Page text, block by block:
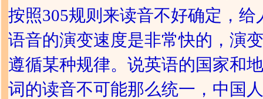
按照305规则来读音不好确定，给
语音的演变速度是非常快的，演
遵循某种规律。说英语的国家和
词的读音不可能那么统一，中国